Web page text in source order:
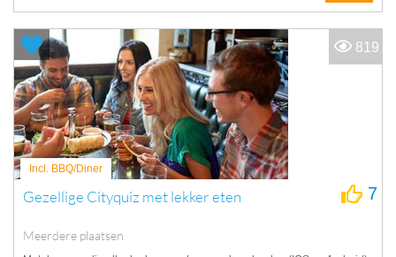
Incl. BBQ/Diner
Gezellige Cityquiz met lekker eten
Meerdere plaatsen
7
819